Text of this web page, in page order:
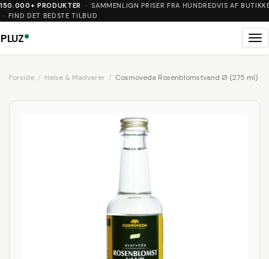
150.000+ PRODUKTER
· SAMMENLIGN PRISER FRA HUNDREDVIS AF
· FIND DET BEDSTE TILBUD
PLUZ
Forside Helse & Madvarer Cosmoveda Rosenblomstvand Ø (275 ml)